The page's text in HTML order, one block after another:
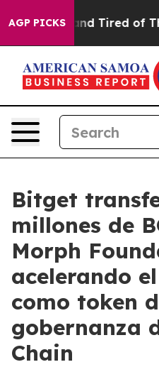
AGP PICKS
and Tired of This
Bitget
millones de
Morph
acelerando
como token
gobernanza
Chain